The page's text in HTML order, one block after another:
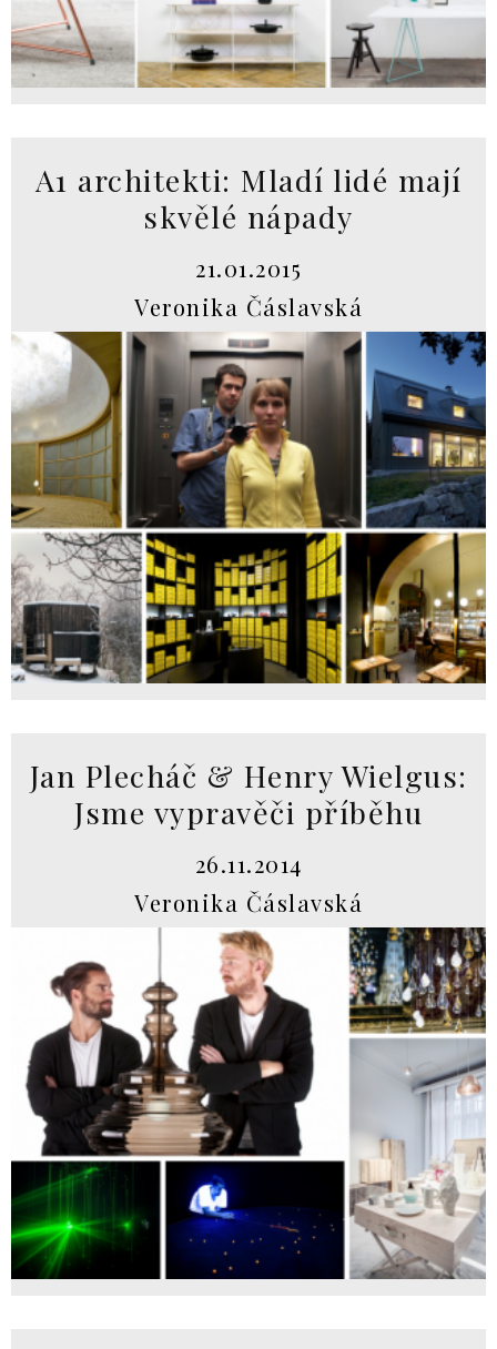
A1 architekti: Mladí lidé mají
skvělé nápady
21.01.2015
Veronika Čáslavská
Jan Plecháč & Henry Wielgus:
Jsme vypravěči příběhu
26.11.2014
Veronika Čáslavská